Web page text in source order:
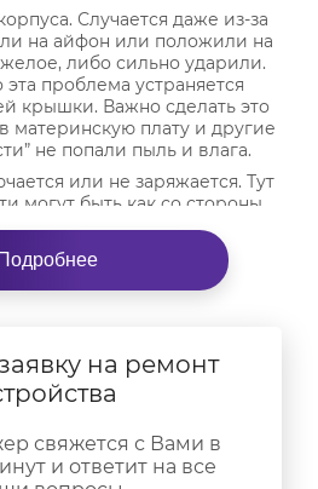
Случается даже из-за
на айфон или положили на
либо сильно ударили.
проблема устраняется
крышки. Важно сделать это
материнскую плату и другие
не попали пыль и влага.
или не заряжается. Тут
могут быть как со стороны
так и в плане ПО. А еще в
попасть пыль и влага. В
точная причина будет
при диагностике, а затем
от которой не застрахованы
и защищенные айфоны. Но
легко: в
вам быстро заменят
или экран и вернут
к работе аппарат.
Подробнее
на ремонт
свяжется с Вами в
и ответит на все